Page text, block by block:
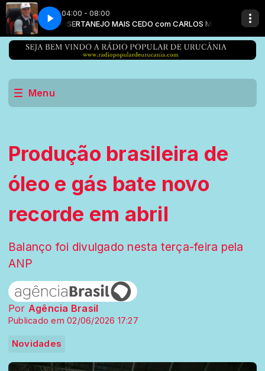
04:00 - 08:00
MACEDOSERTANEJO MAIS CEDO com CARLOS MACEDO
Menu
Produção brasileira de
óleo e gás bate novo
recorde em abril
Balanço foi divulgado nesta terça-feira pela
ANP
Por Agência Brasil
Publicado em 02/06/2026 17:27
Novidades